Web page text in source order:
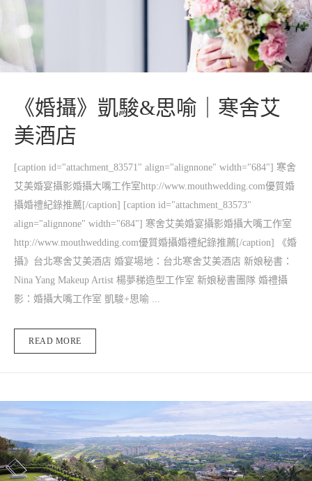
《婚攝》凱駿&思喻｜寒舍艾
美酒店
[caption id="attachment_83571" align="alignnone" width="684"] 寒舍
艾美婚宴攝影婚攝大嘴工作室http://www.mouthwedding.com優質婚
攝婚禮紀錄推薦[/caption] [caption id="attachment_83573"
align="alignnone" width="684"] 寒舍艾美婚宴攝影婚攝大嘴工作室
http://www.mouthwedding.com優質婚攝婚禮紀錄推薦[/caption] 《婚
攝》台北寒舍艾美酒店 婚宴場地：台北寒舍艾美酒店 新娘秘書：
Nina Yang Makeup Artist 楊夢稊造型工作室 新娘秘書團隊 婚禮攝
影：婚攝大嘴工作室 凱駿+思喻 ...
READ MORE